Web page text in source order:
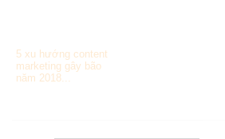
5 xu hướng content
marketing gây bão
năm 2018...